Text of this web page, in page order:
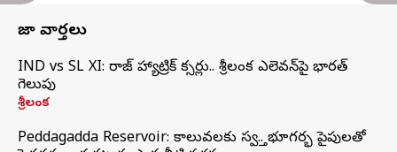
తాజా వార్తలు
IND vs SL XI: సిరాజ్‌ హ్యాట్రిక్‌ సిక్సర్లు.. శ్రీలంక ఎలెవన్‌పై భారత్‌
గెలుపు
శ్రీలంక
Peddagadda Reservoir: కాలువలకు స్వస్తి.. భూగర్భ పైపులతో